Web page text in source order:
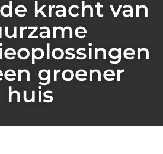
kracht van
groener
huis